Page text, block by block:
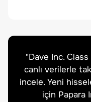
"Dave Inc.
canlı verilerle
incele. Yeni
için Papara